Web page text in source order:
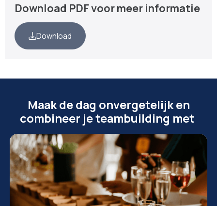
Download PDF voor meer informatie
Download
Maak de dag onvergetelijk en
combineer je teambuilding met